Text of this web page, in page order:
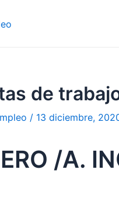
de
/ 13 diciembre,
/A.